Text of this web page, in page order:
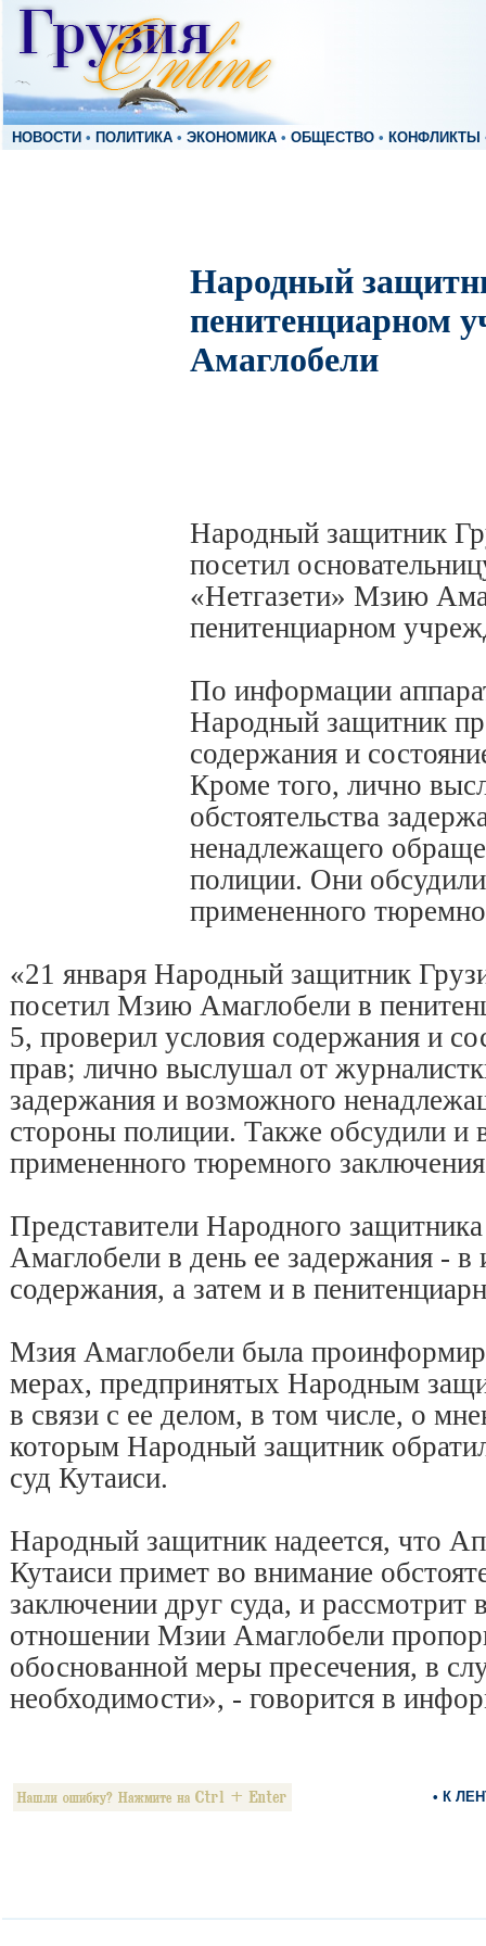
НОВОСТИ • ПОЛИТИКА • ЭКОНОМИКА • ОБЩЕСТВО • КОНФЛИКТЫ
Народный
пенитенциарном
Амаглобели
Народный защитник
посетил
«Нетгазети» Мзию
пенитенциарном
По информации
Народный защитник
содержания и
Кроме того, лично
обстоятельства
ненадлежащего
полиции. Они
примененного
«21 января Народный защитник
посетил Мзию Амаглобели в
5, проверил условия содержания и
прав; лично выслушал от
задержания и возможного
стороны полиции. Также обсудили и
примененного тюремного
Представители Народного
Амаглобели в день ее задержания - в
содержания, а затем и в
Мзия Амаглобели была
мерах, предпринятых Народным
в связи с ее делом, в том числе, о
которым Народный защитник
суд Кутаиси.
Народный защитник надеется, что
Кутаиси примет во внимание
заключении друг суда, и рассмотрит
отношении Мзии Амаглобели
обоснованной меры пресечения, в
необходимости», - говорится в
• К